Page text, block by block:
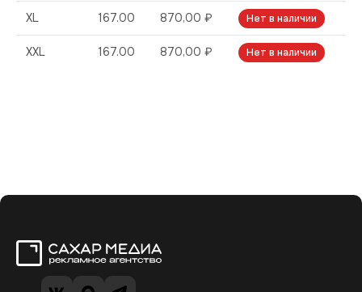
XL 167.00 870,00 ₽ Нет в наличии
XXL 167.00 870,00 ₽ Нет в наличии